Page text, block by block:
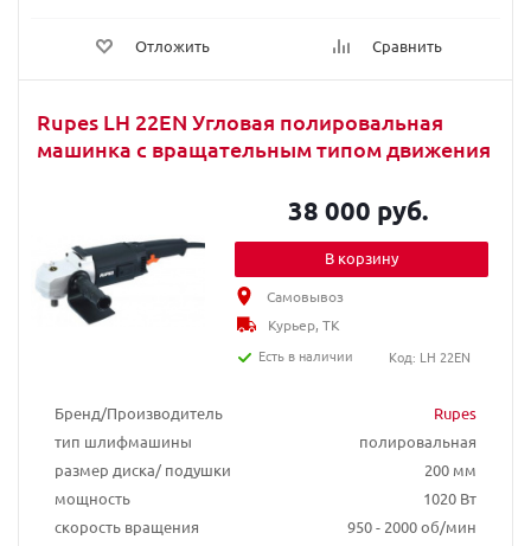
Отложить Сравнить
Rupes LH 22EN Угловая полировальная
машинка с вращательным типом движения
Бренд/Производитель
Rupes
тип шлифмашины
полировальная
размер диска/ подушки
200 мм
мощность
1020 Вт
скорость вращения
950 - 2000 об/мин
38 000 руб.
В корзину
Самовывоз
Курьер, ТК
Есть в наличии
Код: LH 22EN